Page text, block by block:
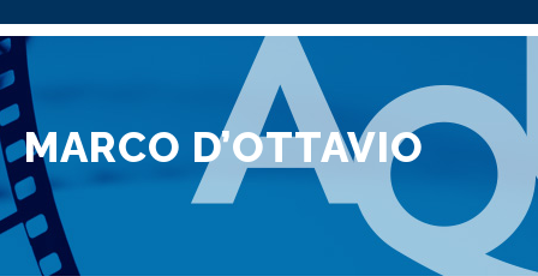
MARCO D’OTTAVIO